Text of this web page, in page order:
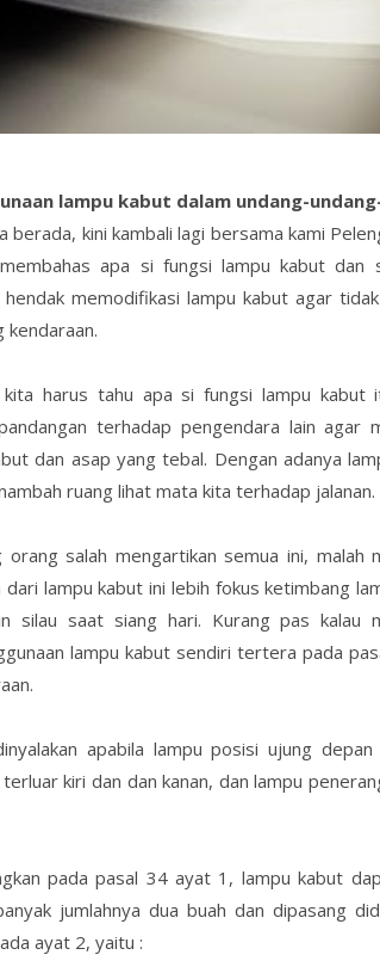
lampu kabut dalam undang-
berada, kini kambali lagi bersama kami
apa si fungsi lampu kabut dan
hendak memodifikasi lampu kabut agar
kendaraan.
harus tahu apa si fungsi lampu kabut
terhadap pengendara lain agar
dan asap yang tebal. Dengan adanya
ruang lihat mata kita terhadap jalanan.
orang salah mengartikan semua ini, malah
dari lampu kabut ini lebih fokus ketimbang
silau saat siang hari. Kurang pas kalau
lampu kabut sendiri tertera pada
apabila lampu posisi ujung
kiri dan dan kanan, dan lampu
pada pasal 34 ayat 1, lampu kabut
jumlahnya dua buah dan dipasang
ayat 2, yaitu :